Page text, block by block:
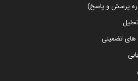
پرسش و پاسخ)
های تضمینی